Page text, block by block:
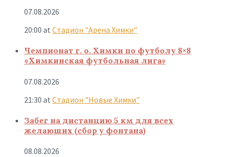
07.08.2026
20:00 at Стадион "Арена Химки"
Чемпионат г. о. Химки по футболу 8×8
«Химкинская футбольная лига»
07.08.2026
21:30 at Стадион "Новые Химки"
Забег на дистанцию 5 км для всех
желающих (сбор у фонтана)
08.08.2026